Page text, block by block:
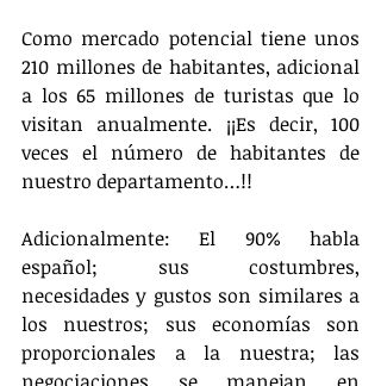
Como mercado potencial tiene unos
210 millones de habitantes, adicional
a los 65 millones de turistas que lo
visitan anualmente. ¡¡Es decir, 100
veces el número de habitantes de
nuestro departamento…!!
Adicionalmente: El 90% habla
español; sus costumbres,
necesidades y gustos son similares a
los nuestros; sus economías son
proporcionales a la nuestra; las
negociaciones se manejan en